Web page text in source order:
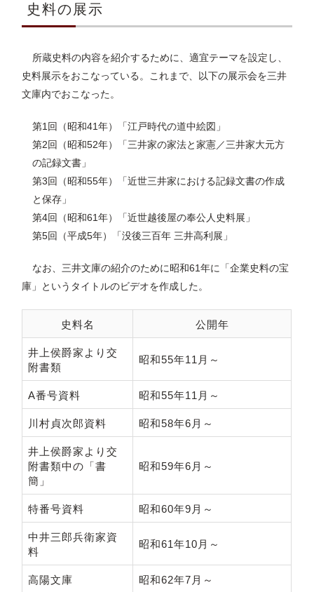
史料の展示
所蔵史料の内容を紹介するために、適宜テーマを設定し、
史料展示をおこなっている。これまで、以下の展示会を三井
文庫内でおこなった。
第1回（昭和41年）「江戸時代の道中絵図」
第2回（昭和52年）「三井家の家法と家憲／三井家大元方
の記録文書」
第3回（昭和55年）「近世三井家における記録文書の作成
と保存」
第4回（昭和61年）「近世越後屋の奉公人史料展」
第5回（平成5年）「没後三百年 三井高利展」
なお、三井文庫の紹介のために昭和61年に「企業史料の宝
庫」というタイトルのビデオを作成した。
史料名 公開年
井上侯爵家より交
附書類
昭和55年11月～
A番号資料 昭和55年11月～
川村貞次郎資料 昭和58年6月～
井上侯爵家より交
附書類中の「書
簡」
昭和59年6月～
特番号資料 昭和60年9月～
中井三郎兵衛家資
料
昭和61年10月～
高陽文庫 昭和62年7月～